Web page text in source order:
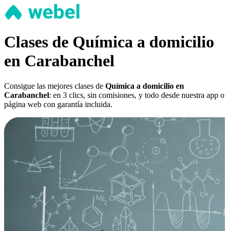
Clases de Química a domicilio
en Carabanchel
Consigue las mejores clases de Química a domicilio en
Carabanchel: en 3 clics, sin comisiones, y todo desde nuestra app o
página web con garantía incluida.